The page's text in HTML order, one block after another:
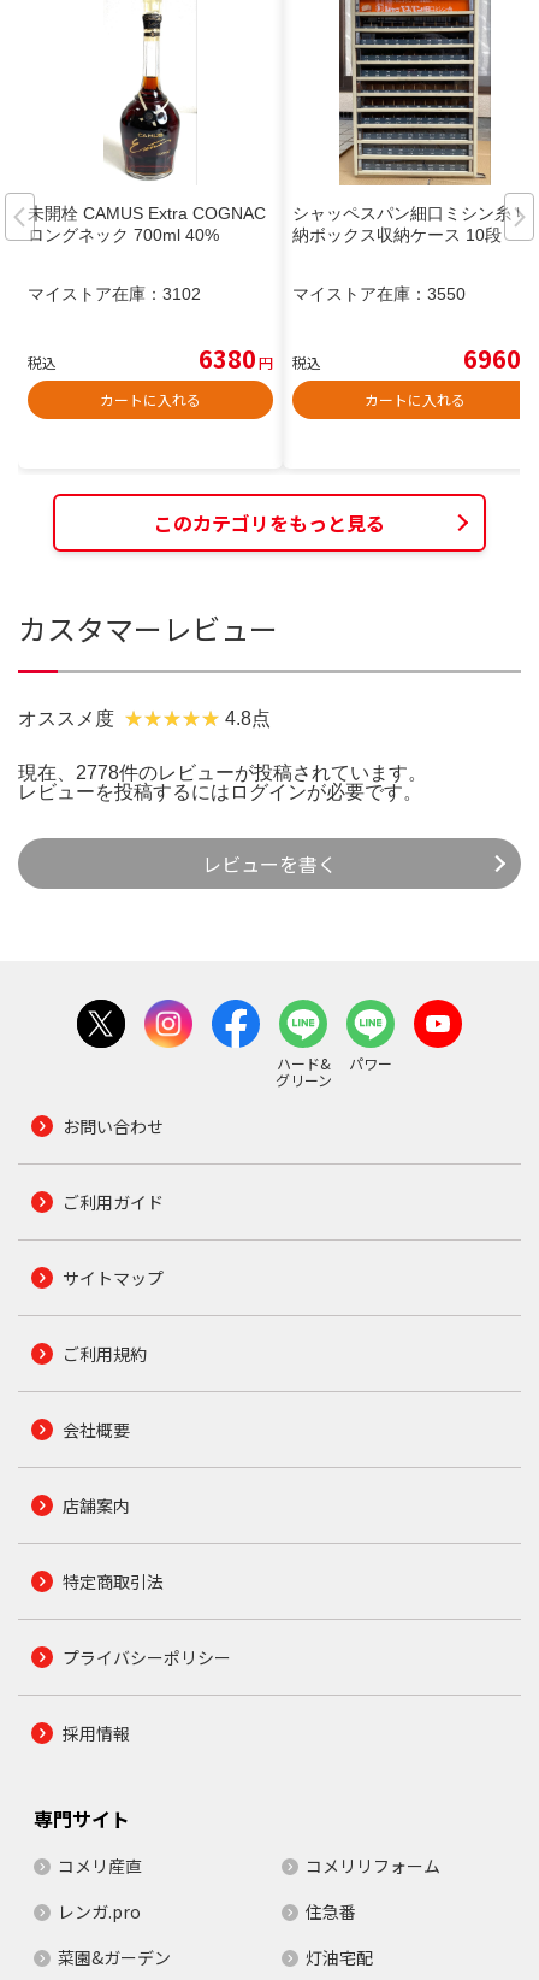
未開栓 CAMUS Extra COGNAC
ロングネック 700ml 40%
マイストア在庫： 3102
税込 6380円
カートに入れる
シャッペスパン細口ミシン糸 収
納ボックス収納ケース 10段
マイストア在庫： 3550
税込 6960
カートに入れる
このカテゴリをもっと見る
カスタマーレビュー
オススメ度 4.8点
現在、2778件のレビューが投稿されています。
レビューを投稿するには ログインが必要です。
レビューを書く
ハード&
グリーン
パワー
お問い合わせ
ご利用ガイド
サイトマップ
ご利用規約
会社概要
店舗案内
特定商取引法
プライバシーポリシー
採用情報
専門サイト
コメリ産直
コメリリフォーム
レンガ.pro
住急番
菜園&ガーデン
灯油宅配